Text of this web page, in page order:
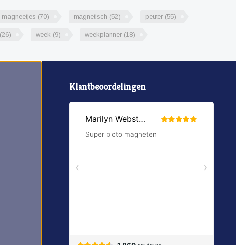
magneetjes (70) magnetisch (52) peuter (55)
(26) week (9) weekplanner (18)
Klantbeoordelingen